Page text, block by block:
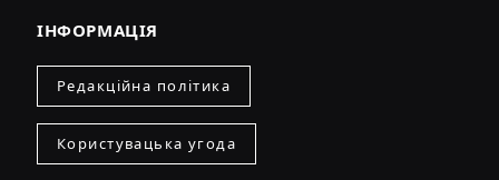
ІНФОРМАЦІЯ
Редакційна політика
Користувацька угода